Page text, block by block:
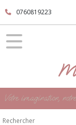
0760819223
Votre imagination,